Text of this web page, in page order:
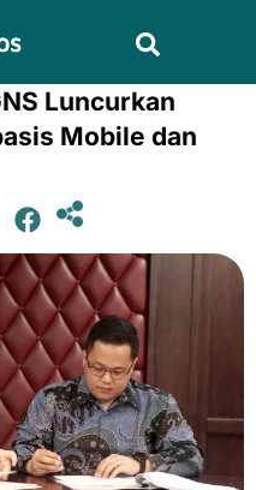
Luncurkan
Mobile dan